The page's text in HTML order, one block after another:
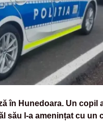
în Hunedoara. Un copil
său l-a amenințat cu un